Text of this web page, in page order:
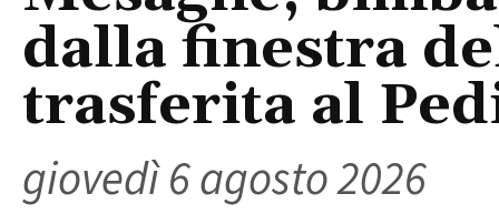
dalla finestra
trasferita al
giovedì 6 agosto 2026